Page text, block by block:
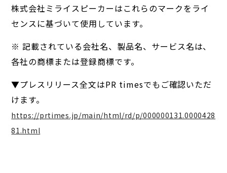
株式会社ミライスピーカーはこれらのマークをライ
センスに基づいて使用しています。
※ 記載されている会社名、製品名、サービス名は、
各社の商標または登録商標です。
▼プレスリリース全文はPR timesでもご確認いただ
けます。
https://prtimes.jp/main/html/rd/p/000000131.0000428
81.html